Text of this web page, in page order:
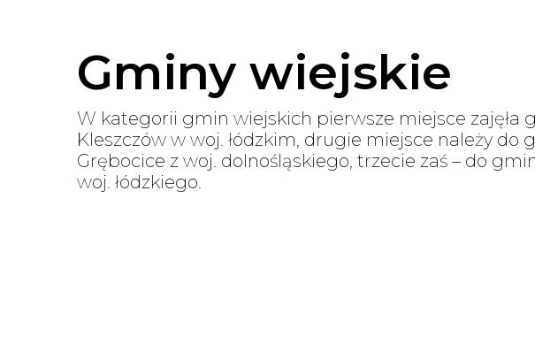
Gminy wiejskie
W kategorii gmin wiejskich pierwsze miejsce zajęła
Kleszczów w woj. łódzkim, drugie miejsce należy do
Grębocice z woj. dolnośląskiego, trzecie zaś – do
woj. łódzkiego.